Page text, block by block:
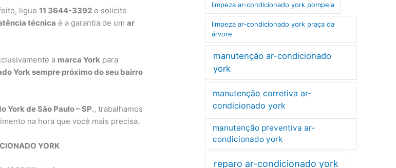
ligue 11 3644-3392 e solicite
técnica é a garantia de um ar
a marca York para
York sempre próximo do seu bairro
de São Paulo – SP., trabalhamos
na hora que você mais precisa.
YORK
limpeza ar-condicionado york pompeia
limpeza ar-condicionado york praça da
árvore
manutenção ar-condicionado
york
manutenção corretiva ar-
condicionado york
manutenção preventiva ar-
condicionado york
reparo ar-condicionado york